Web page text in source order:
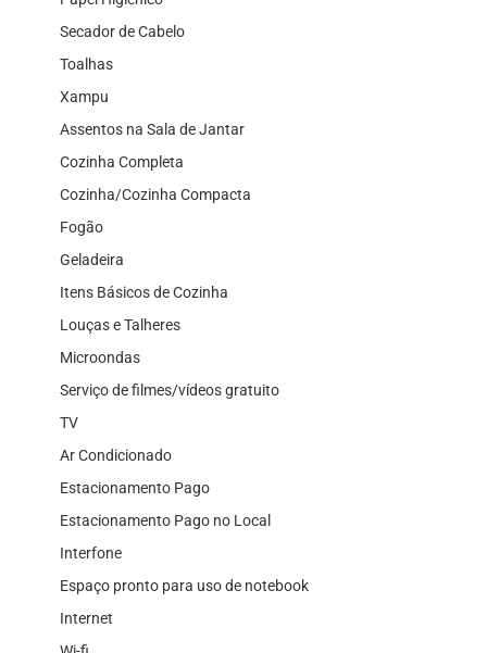
Secador de Cabelo
Toalhas
Xampu
Assentos na Sala de Jantar
Cozinha Completa
Cozinha/Cozinha Compacta
Fogão
Geladeira
Itens Básicos de Cozinha
Louças e Talheres
Microondas
Serviço de filmes/vídeos gratuito
TV
Ar Condicionado
Estacionamento Pago
Estacionamento Pago no Local
Interfone
Espaço pronto para uso de notebook
Internet